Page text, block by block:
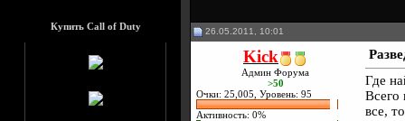
Купить Call of Duty 26.05.2011, 10:01
Kick
Админ Форума
>50
Очки: 25,005, Уровень: 95
Активность: 0%
Где
Всего
все,